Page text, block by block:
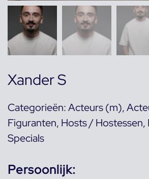
Xander S
Categorieën:Acteurs (m),
Figuranten, Hosts / Hostessen,
Specials
Persoonlijk: